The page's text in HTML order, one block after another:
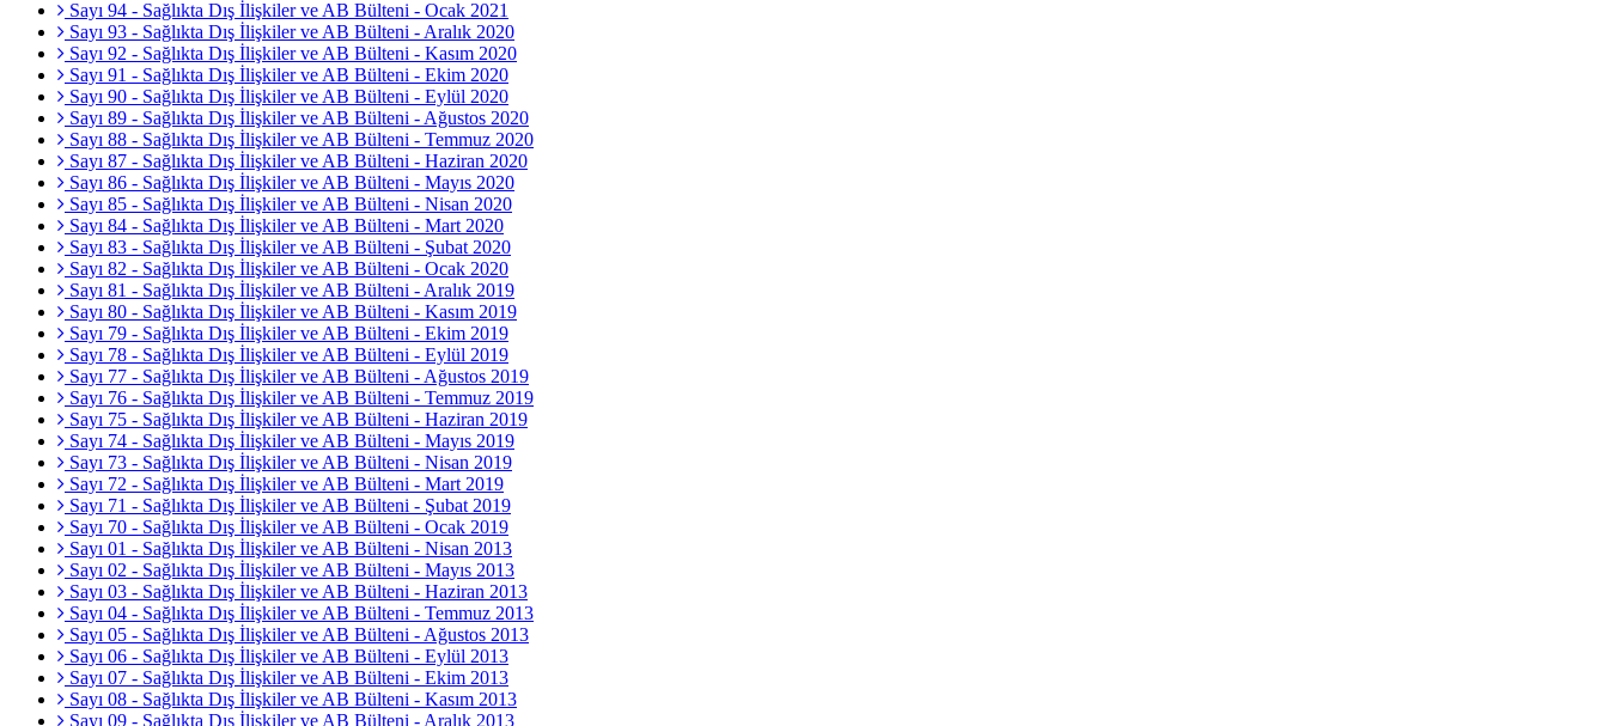
Sayı 94 - Sağlıkta Dış İlişkiler ve AB Bülteni - Ocak 2021
Sayı 93 - Sağlıkta Dış İlişkiler ve AB Bülteni - Aralık 2020
Sayı 92 - Sağlıkta Dış İlişkiler ve AB Bülteni - Kasım 2020
Sayı 91 - Sağlıkta Dış İlişkiler ve AB Bülteni - Ekim 2020
Sayı 90 - Sağlıkta Dış İlişkiler ve AB Bülteni - Eylül 2020
Sayı 89 - Sağlıkta Dış İlişkiler ve AB Bülteni - Ağustos 2020
Sayı 88 - Sağlıkta Dış İlişkiler ve AB Bülteni - Temmuz 2020
Sayı 87 - Sağlıkta Dış İlişkiler ve AB Bülteni - Haziran 2020
Sayı 86 - Sağlıkta Dış İlişkiler ve AB Bülteni - Mayıs 2020
Sayı 85 - Sağlıkta Dış İlişkiler ve AB Bülteni - Nisan 2020
Sayı 84 - Sağlıkta Dış İlişkiler ve AB Bülteni - Mart 2020
Sayı 83 - Sağlıkta Dış İlişkiler ve AB Bülteni - Şubat 2020
Sayı 82 - Sağlıkta Dış İlişkiler ve AB Bülteni - Ocak 2020
Sayı 81 - Sağlıkta Dış İlişkiler ve AB Bülteni - Aralık 2019
Sayı 80 - Sağlıkta Dış İlişkiler ve AB Bülteni - Kasım 2019
Sayı 79 - Sağlıkta Dış İlişkiler ve AB Bülteni - Ekim 2019
Sayı 78 - Sağlıkta Dış İlişkiler ve AB Bülteni - Eylül 2019
Sayı 77 - Sağlıkta Dış İlişkiler ve AB Bülteni - Ağustos 2019
Sayı 76 - Sağlıkta Dış İlişkiler ve AB Bülteni - Temmuz 2019
Sayı 75 - Sağlıkta Dış İlişkiler ve AB Bülteni - Haziran 2019
Sayı 74 - Sağlıkta Dış İlişkiler ve AB Bülteni - Mayıs 2019
Sayı 73 - Sağlıkta Dış İlişkiler ve AB Bülteni - Nisan 2019
Sayı 72 - Sağlıkta Dış İlişkiler ve AB Bülteni - Mart 2019
Sayı 71 - Sağlıkta Dış İlişkiler ve AB Bülteni - Şubat 2019
Sayı 70 - Sağlıkta Dış İlişkiler ve AB Bülteni - Ocak 2019
Sayı 01 - Sağlıkta Dış İlişkiler ve AB Bülteni - Nisan 2013
Sayı 02 - Sağlıkta Dış İlişkiler ve AB Bülteni - Mayıs 2013
Sayı 03 - Sağlıkta Dış İlişkiler ve AB Bülteni - Haziran 2013
Sayı 04 - Sağlıkta Dış İlişkiler ve AB Bülteni - Temmuz 2013
Sayı 05 - Sağlıkta Dış İlişkiler ve AB Bülteni - Ağustos 2013
Sayı 06 - Sağlıkta Dış İlişkiler ve AB Bülteni - Eylül 2013
Sayı 07 - Sağlıkta Dış İlişkiler ve AB Bülteni - Ekim 2013
Sayı 08 - Sağlıkta Dış İlişkiler ve AB Bülteni - Kasım 2013
Sayı 09 - Sağlıkta Dış İlişkiler ve AB Bülteni - Aralık 2013